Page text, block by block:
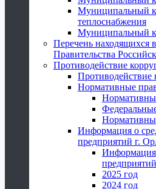
Муниципальный
теплоснабжения
Муниципальный
Перечень находящихся
Правительства
Противодействие
Противодействие
Нормативные
Информация о
предприятий г.
Информация
2025 год
2024 год